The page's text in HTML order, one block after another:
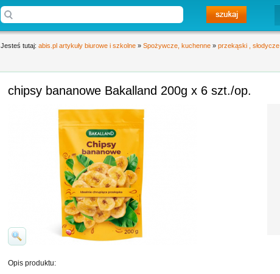
Jesteś tutaj: abis.pl artykuły biurowe i szkolne » Spożywcze, kuchenne » przekąski , słodycze
chipsy bananowe Bakalland 200g x 6 szt./op.
Opis produktu: